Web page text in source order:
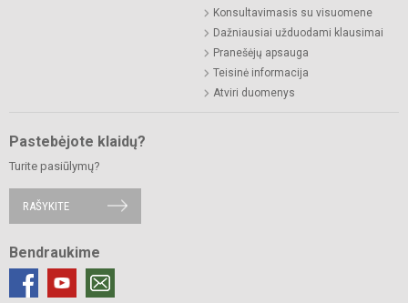
Konsultavimasis su visuomene
Dažniausiai užduodami klausimai
Pranešėjų apsauga
Teisinė informacija
Atviri duomenys
Pastebėjote klaidų?
Turite pasiūlymų?
RAŠYKITE
Bendraukime